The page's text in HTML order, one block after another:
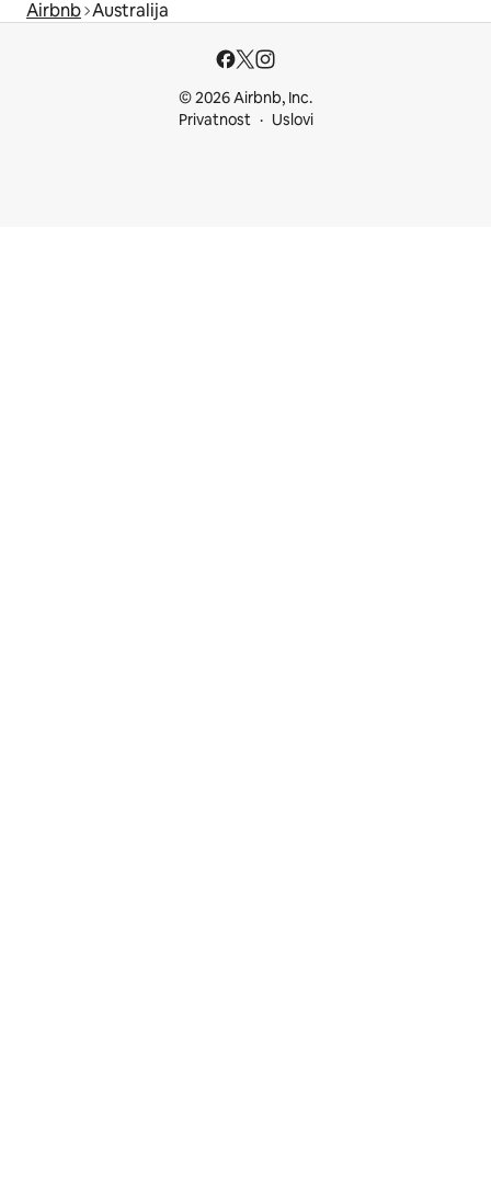
Airbnb Australija
© 2026 Airbnb, Inc.
Privatnost
Uslovi